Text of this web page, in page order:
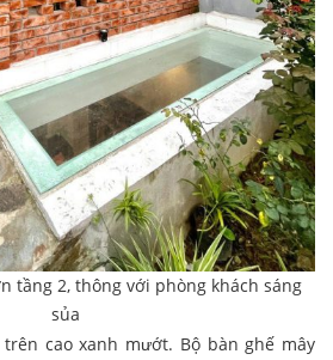
tầng 2, thông với phòng khách sáng
sủa
cao xanh mướt. Bộ bàn ghế mây